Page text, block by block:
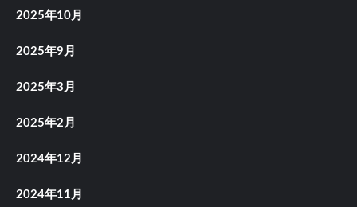
2025年10月
2025年9月
2025年3月
2025年2月
2024年12月
2024年11月